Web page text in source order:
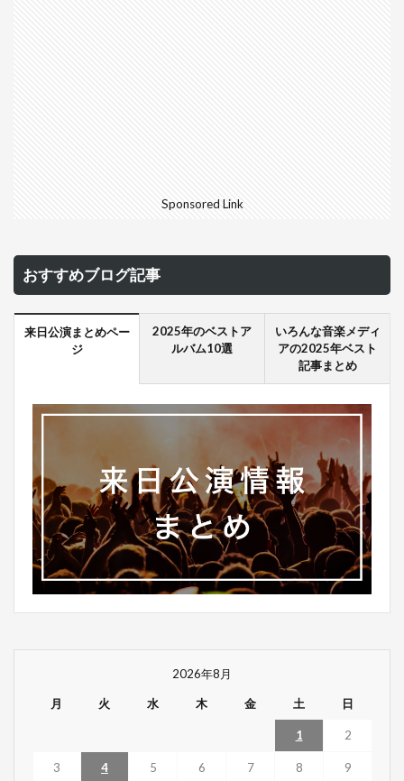
Sponsored Link
おすすめブログ記事
来日公演まとめペー
ジ
2025年のベストア
ルバム10選
いろんな音楽メディ
アの2025年ベスト
記事まとめ
2026年8月
月 火 水 木 金 土 日
1 2
3 4 5 6 7 8 9